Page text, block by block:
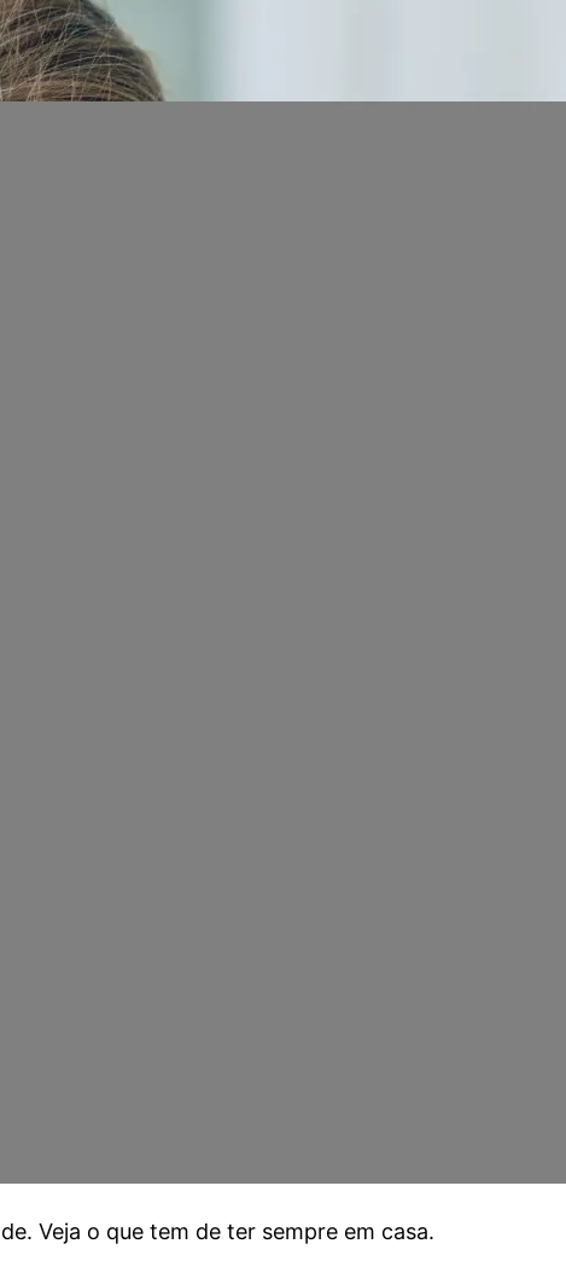
Veja o que tem de ter sempre em casa.